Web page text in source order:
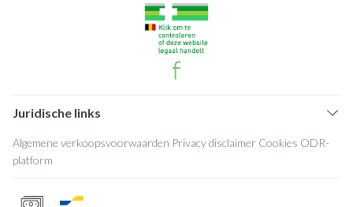
Juridische links
Algemene verkoopsvoorwaarden Privacy disclaimer Cookies ODR-
platform